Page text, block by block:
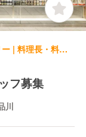
洋食・西洋料理, ベーカリー・ブーランジェリー | 料理長・料理長候補 | DEAN & DELUCA DEAN & DELUCA 品川
フ募集
川